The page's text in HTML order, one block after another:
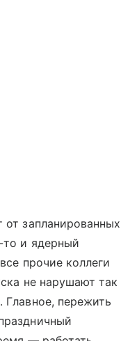
от запланированных
то и ядерный
прочие коллеги
не нарушают так
Главное, пережить